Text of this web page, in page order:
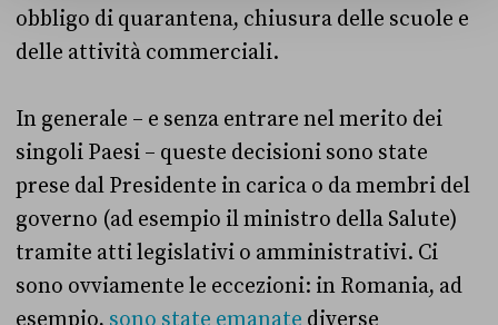
obbligo di quarantena, chiusura delle scuole e
delle attività commerciali.
In generale – e senza entrare nel merito dei
singoli Paesi – queste decisioni sono state
prese dal Presidente in carica o da membri del
governo (ad esempio il ministro della Salute)
tramite atti legislativi o amministrativi. Ci
sono ovviamente le eccezioni: in Romania, ad
esempio, sono state emanate diverse